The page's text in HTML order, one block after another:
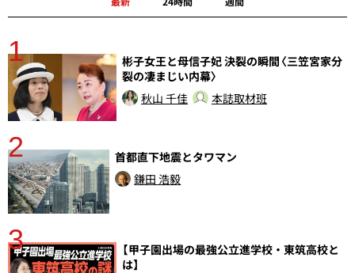
1
彬子女王と母信子妃 決裂の瞬間〈三笠宮家分
裂の凄まじい内幕〉
秋山 千佳
本誌取材班
2
首都直下地震とタワマン
鎌田 浩毅
3
【甲子園出場の最強公立進学校・東筑高校と
は】